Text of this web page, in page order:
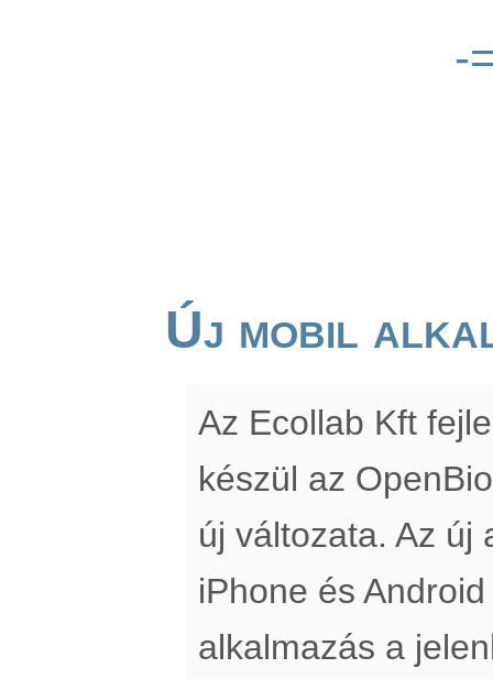
-
Új mobil
Az Ecollab Kft
készül az
új változata. Az új
iPhone és
alkalmazás a